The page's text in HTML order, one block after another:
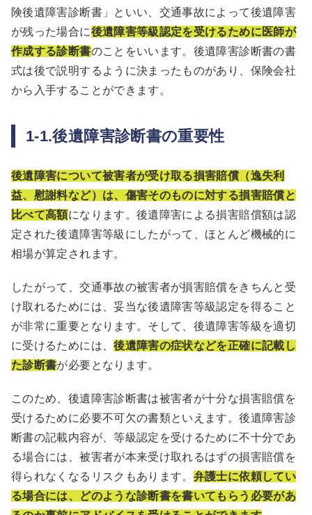
険後遺障害診断書」といい、交通事故によって後遺障害
が残った場合に後遺障害等級認定を受けるために医師が
作成する診断書のことをいいます。後遺障害診断書の書
式は後で説明するように決まったものがあり、保険会社
から入手することができます。
1-1.後遺障害診断書の重要性
後遺障害について被害者が受け取る損害賠償（逸失利
益、慰謝料など）は、傷害そのものに対する損害賠償と
比べて高額になります。後遺障害による損害賠償額は認
定された後遺障害等級にしたがって、ほとんど機械的に
相場が算定されます。
したがって、交通事故の被害者が損害賠償をきちんと受
け取れるためには、妥当な後遺障害等級認定を得ること
が非常に重要となります。そして、後遺障害等級を適切
に受けるためには、後遺障害の症状などを正確に記載し
た診断書が必要となります。
このため、後遺障害診断書は被害者が十分な損害賠償を
受けるために必要不可欠の書類といえます。後遺障害診
断書の記載内容が、等級認定を受けるために不十分であ
る場合には、被害者が本来受け取れるはずの損害賠償を
得られなくなるリスクもあります。 弁護士に依頼してい
る場合には、どのような診断書を書いてもらう必要があ